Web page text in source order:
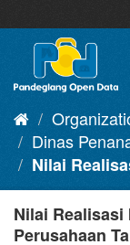
to
content
Dinas
Nilai
Nilai
Perusahaan